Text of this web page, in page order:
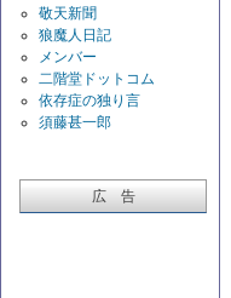
敬天新聞
狼魔人日記
メンバー
二階堂ドットコム
依存症の独り言
須藤甚一郎
広 告